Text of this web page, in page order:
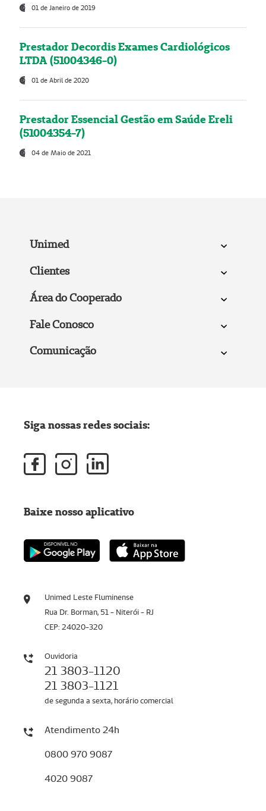
01 de Janeiro de 2019
Prestador Decordis Exames Cardiológicos
LTDA (51004346-0)
01 de Abril de 2020
Prestador Essencial Gestão em Saúde Ereli
(51004354-7)
04 de Maio de 2021
Unimed
Clientes
Área do Cooperado
Fale Conosco
Comunicação
Unimed Leste Fluminense
Rua Dr. Borman, 51 - Niterói - RJ
CEP: 24020-320
Ouvidoria
21 3803-1120
21 3803-1121
de segunda a sexta, horário comercial
Atendimento 24h
0800 970 9087
4020 9087
Siga nossas redes sociais:
Baixe nosso aplicativo